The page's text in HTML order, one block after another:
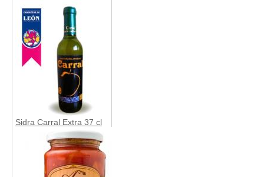
Sidra Carral Extra 37 cl